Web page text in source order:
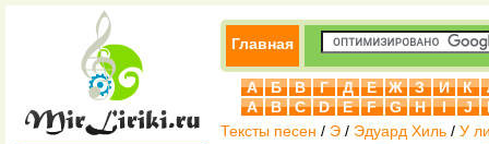
Главная
А Б В Г Д Е Ж З И К
A
B C D E F G H I J
Тексты песен / Э / Эдуард Хиль / У